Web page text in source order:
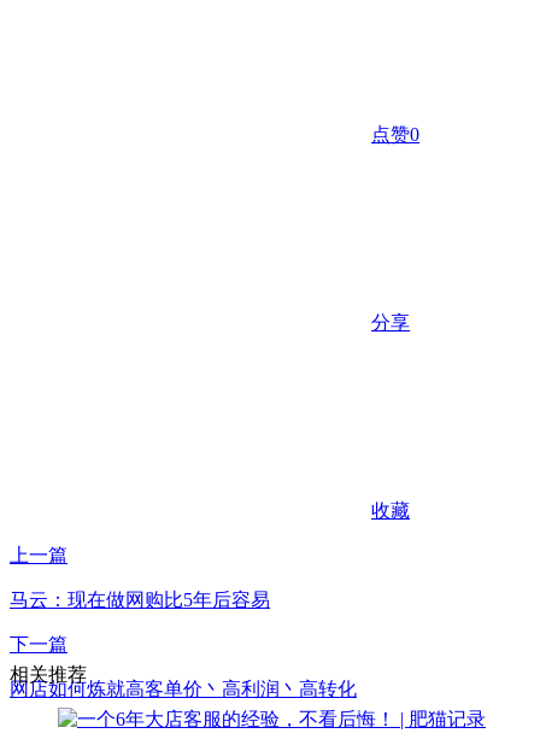
点赞0
分享
收藏
上一篇
马云：现在做网购比5年后容易
下一篇
网店如何炼就高客单价丶高利润丶高转化
相关推荐